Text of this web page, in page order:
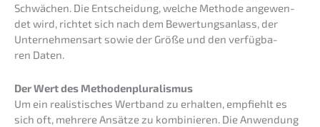
Schwä­chen. Die Entschei­dung, welche Metho­de angewen­
det wird, richtet sich nach dem Bewer­tungs­an­lass, der
Unter­neh­mens­art sowie der Größe und den verfüg­ba­
ren Daten.
Der Wert des Methodenpluralismus
Um ein realis­ti­sches Wertband zu erhal­ten, empfiehlt es
sich oft, mehre­re Ansät­ze zu kombi­nie­ren. Die Anwen­dung